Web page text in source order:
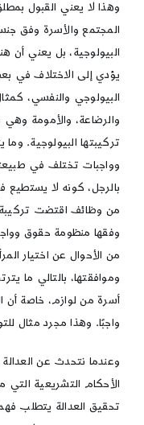
وهذا لا يعني القبول
المجتمع والأسرة وفق
البيولوجية، بل يعني أن
يؤدي إلى الاختلاف في
البيولوجي والنفسي،
والرضاعة، والأمومة
تركيبتها البيولوجية.
وواجبات تختلف في
بالرجل، كونه لا يستطيع
من وظائف اقتضت تركيبة
وفقها منظومة حقوق
من الأحوال عن اختيار
وموافقتها، بالتالي ما
أسرة من لوازم، خاصة أن
واجبًا. وهذا مجرد مثال
وعندما نتحدث عن
الأحكام التشريعية
تحقيق العدالة يتطلب